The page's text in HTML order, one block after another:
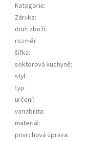
Kategorie:
Záruka:
druh zboží:
rozměr:
šířka:
sektorová kuchyně:
styl:
typ:
určení:
variabilita:
materiál:
povrchová úprava: